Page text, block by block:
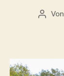
Von